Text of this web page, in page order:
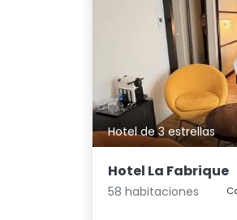
Hotel de 3 estrellas
Hotel La Fabrique
58 habitaciones